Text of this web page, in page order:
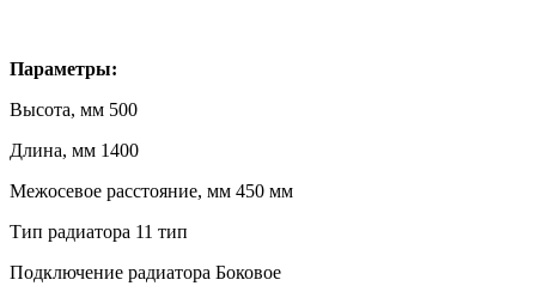
Параметры:
Высота, мм 500
Длина, мм 1400
Межосевое расстояние, мм 450 мм
Тип радиатора 11 тип
Подключение радиатора Боковое